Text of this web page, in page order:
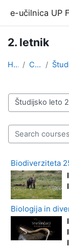
e-učilnica UP
2. letnik
Home Courses
Course
Search courses
Biodiverziteta
Biologija in